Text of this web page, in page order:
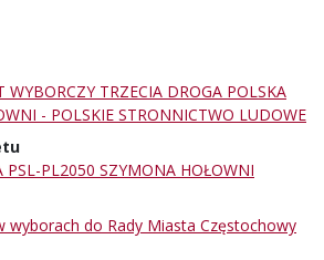
WYBORCZY TRZECIA DROGA POLSKA
- POLSKIE STRONNICTWO LUDOWE
PSL-PL2050 SZYMONA HOŁOWNI
wyborach do Rady Miasta Częstochowy